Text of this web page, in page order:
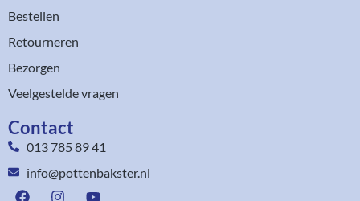
Bestellen
Retourneren
Bezorgen
Veelgestelde vragen
Contact
013 785 89 41
info@pottenbakster.nl